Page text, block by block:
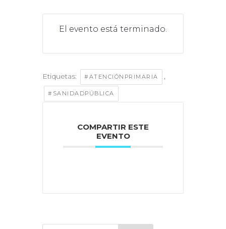
El evento está terminado.
Etiquetas: #ATENCIÓNPRIMARIA ,
#SANIDADPÚBLICA
COMPARTIR ESTE
EVENTO